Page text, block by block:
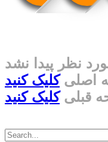
نظر پیدا نشد
اصلیکلیک کنید
قبلیکلیک کنید